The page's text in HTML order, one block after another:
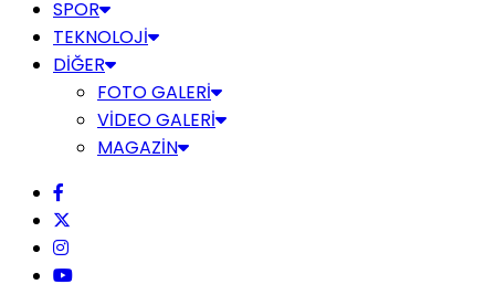
SPOR
TEKNOLOJİ
DİĞER
FOTO GALERİ
VİDEO GALERİ
MAGAZİN